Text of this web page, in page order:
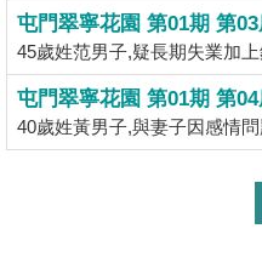
客
地
產
新
屯門翠寧花園 第01期 第
45歲姓范男子,疑長期失業加
屯門翠寧花園 第01期 第
40歲姓黃男子,與妻子因感情